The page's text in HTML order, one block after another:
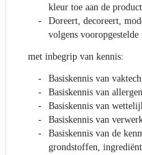
kleur toe aan de
Doreert, decoreert,
volgens
met inbegrip van kennis:
Basiskennis van
Basiskennis van
Basiskennis van
Basiskennis van
Basiskennis van de
grondstoffen,